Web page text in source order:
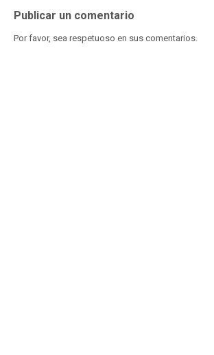
Publicar un comentario
Por favor, sea respetuoso en sus comentarios.